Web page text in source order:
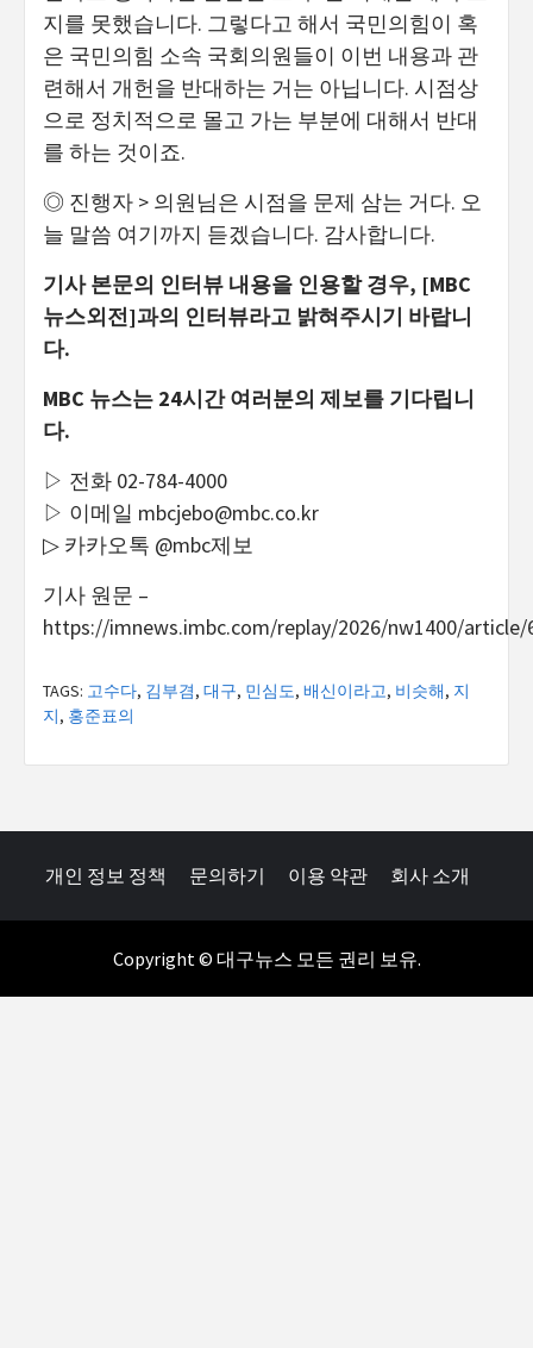
지를 못했습니다. 그렇다고 해서 국민의힘이 혹
은 국민의힘 소속 국회의원들이 이번 내용과 관
련해서 개헌을 반대하는 거는 아닙니다. 시점상
으로 정치적으로 몰고 가는 부분에 대해서 반대
를 하는 것이죠.
◎ 진행자 > 의원님은 시점을 문제 삼는 거다. 오
늘 말씀 여기까지 듣겠습니다. 감사합니다.
기사 본문의 인터뷰 내용을 인용할 경우, [MBC
뉴스외전]과의 인터뷰라고 밝혀주시기 바랍니
다.
MBC 뉴스는 24시간 여러분의 제보를 기다립니
다.
▷ 전화 02-784-4000
▷ 이메일 mbcjebo@mbc.co.kr
▷ 카카오톡 @mbc제보
기사 원문 –
https://imnews.imbc.com/replay/2026/nw1400/article/
TAGS: 고수다, 김부겸, 대구, 민심도, 배신이라고, 비슷해, 지
지, 홍준표의
개인 정보 정책 문의하기 이용 약관 회사 소개
Copyright © 대구뉴스 모든 권리 보유.